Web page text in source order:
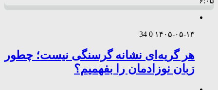
۱۴۰۵-۰۵-۱۳ 0
34
هر گریه‌ای نشانه گرسنگی نیست؛ چطور
زبان نوزادمان را بفهمیم؟